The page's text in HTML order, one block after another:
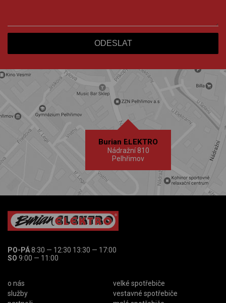
Burian ELEKTRO
Nádražní 810
Pelhřimov
PO-PÁ8:30 — 12:30 13:30 — 17:00
SO 9:00 — 11:00
o nás
služby
velké spotřebiče
vestavné spotřebiče